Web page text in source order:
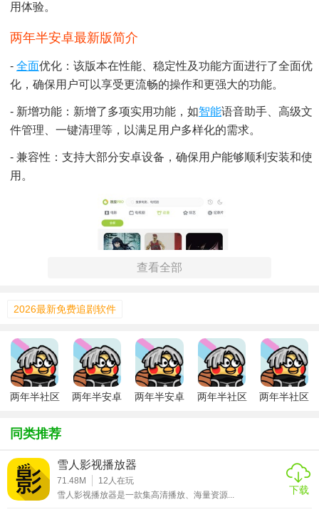
用体验。
两年半安卓最新版简介
- 全面优化：该版本在性能、稳定性及功能方面进行了全面优
化，确保用户可以享受更流畅的操作和更强大的功能。
- 新增功能：新增了多项实用功能，如智能语音助手、高级文
件管理、一键清理等，以满足用户多样化的需求。
- 兼容性：支持大部分安卓设备，确保用户能够顺利安装和使
用。
1. 智能语音助手：通过语音指令，可以轻松完成打电话、发
短信、查询天气等操作。
查看全部
2026最新免费追剧软件
两年半社区
两年半安卓
两年半安卓
两年半社区
两年半社区
同类推荐
雪人影视播放器
71.48M 12 人在玩
雪人影视播放器是一款集高清播放、海量资源...
下载